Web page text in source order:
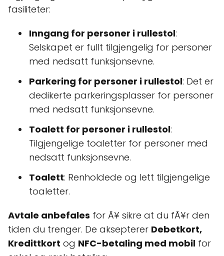
fasiliteter:
Inngang for personer i rullestol:
Selskapet er fullt tilgjengelig for personer
med nedsatt funksjonsevne.
Parkering for personer i rullestol: Det er
dedikerte parkeringsplasser for personer
med nedsatt funksjonsevne.
Toalett for personer i rullestol:
Tilgjengelige toaletter for personer med
nedsatt funksjonsevne.
Toalett: Renholdede og lett tilgjengelige
toaletter.
Avtale anbefales for Ã¥ sikre at du fÃ¥r den
tiden du trenger. De aksepterer Debetkort,
Kredittkort og NFC-betaling med mobil for